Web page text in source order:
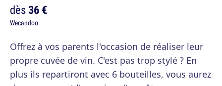
dès36 €
Wecandoo
Offrez à vos parents l'occasion de réaliser leur
propre cuvée de vin. C'est pas trop stylé ? En
plus ils repartiront avec 6 bouteilles, vous aurez